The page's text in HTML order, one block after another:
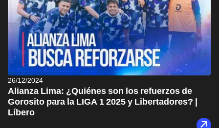
26/12/2024
Alianza Lima: ¿Quiénes son los refuerzos de
Gorosito para la LIGA 1 2025 y Libertadores? |
Líbero